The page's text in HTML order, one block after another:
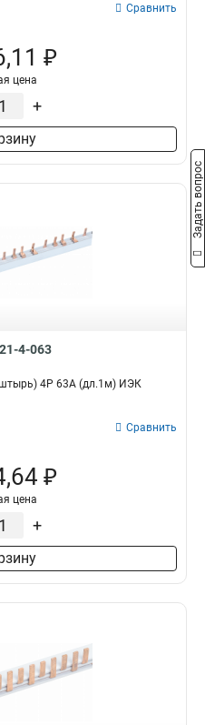
Сравнить
₽
цена
+
4-063
4Р 63А (дл.1м) ИЭК
Сравнить
₽
цена
+
Задать вопрос